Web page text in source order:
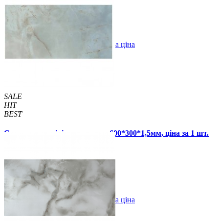
67 грн. 120 грн.
Купити Оптова ціна
SALE
HIT
BEST
Самоклеюча вінілова плитка 600*300*1,5мм, ціна за 1 шт.
67 грн. 120 грн.
Купити В закладки Оптова ціна